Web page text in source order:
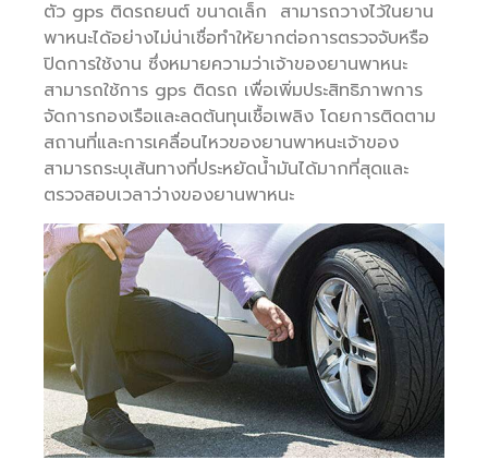
ตัว gps ติดรถยนต์ ขนาดเล็ก สามารถวางไว้ในยาน
พาหนะได้อย่างไม่น่าเชื่อทำให้ยากต่อการตรวจจับหรือ
ปิดการใช้งาน ซึ่งหมายความว่าเจ้าของยานพาหนะ
สามารถใช้การ gps ติดรถ เพื่อเพิ่มประสิทธิภาพการ
จัดการกองเรือและลดต้นทุนเชื้อเพลิง โดยการติดตาม
สถานที่และการเคลื่อนไหวของยานพาหนะเจ้าของ
สามารถระบุเส้นทางที่ประหยัดน้ำมันได้มากที่สุดและ
ตรวจสอบเวลาว่างของยานพาหนะ